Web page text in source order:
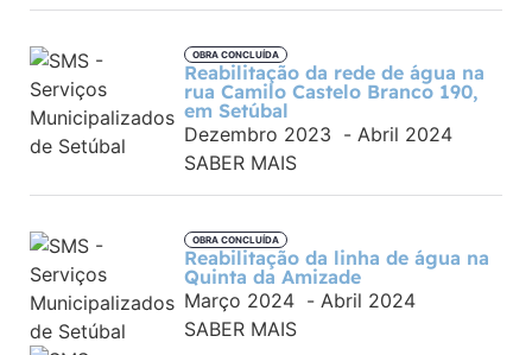
OBRA CONCLUÍDA
Reabilitação da rede de água na
rua Camilo Castelo Branco 190,
em Setúbal
Dezembro 2023 - Abril 2024
SABER MAIS
OBRA CONCLUÍDA
Reabilitação da linha de água na
Quinta da Amizade
Março 2024 - Abril 2024
SABER MAIS